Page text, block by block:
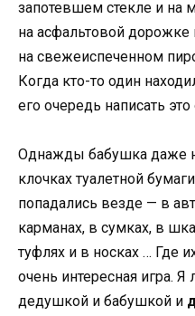
запотевшем стекле и на
на асфальтовой дорожке
на свежеиспеченном
Когда кто-то один
его очередь написать
Однажды бабушка даже
клочках туалетной
попадались везде — в
карманах, в сумках, в
туфлях и в носках … Где
очень интересная игра.
дедушкой и бабушкой и